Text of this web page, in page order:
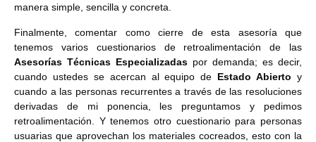
manera simple, sencilla y concreta.
Finalmente, comentar como cierre de esta asesoría que
tenemos varios cuestionarios de retroalimentación de las
Asesorías Técnicas Especializadas por demanda; es decir,
cuando ustedes se acercan al equipo de Estado Abierto y
cuando a las personas recurrentes a través de las resoluciones
derivadas de mi ponencia, les preguntamos y pedimos
retroalimentación. Y tenemos otro cuestionario para personas
usuarias que aprovechan los materiales cocreados, esto con la